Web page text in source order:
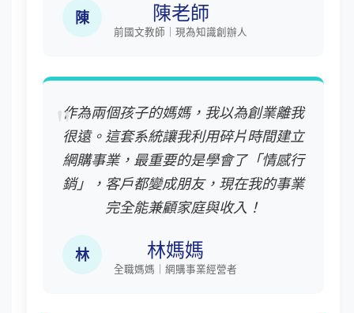
陳 陳老師
前國文教師｜現為知識創辦人
作為兩個孩子的媽媽，我以為創業離我
很遠。這套系統讓我利用碎片時間建立
網購事業，最重要的是學會了「情感行
銷」，客戶都變成朋友，現在我的事業
完全能兼顧家庭與收入！
林 林媽媽
全職媽媽｜網購事業經營者